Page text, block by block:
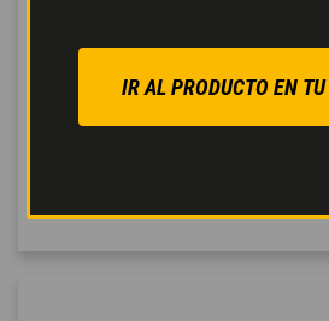
IR AL PRODUCTO EN
fácilmentepor las obras,
con modo de dirección
seleccionable: en las